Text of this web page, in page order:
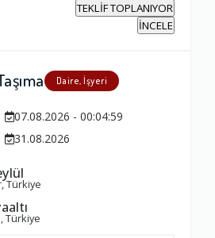
TEKLİF TOPLANIYOR
İNCELE
Daire, İşyeri
07.08.2026 - 00:04:59
31.08.2026
Türkiye
Türkiye